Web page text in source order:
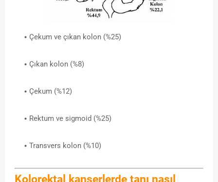
Çekum ve çıkan kolon (%25)
Çıkan kolon (%8)
Çekum (%12)
Rektum ve sigmoid (%25)
Transvers kolon (%10)